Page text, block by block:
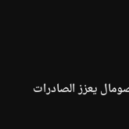
يعزز الصادرات